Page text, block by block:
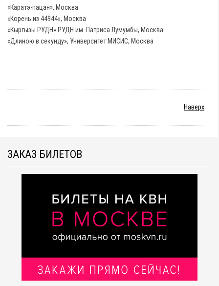
«Каратэ-пацан», Москва
«Корень из 44944», Москва
«Кыргызы РУДН» РУДН им. Патриса Лумумбы, Москва
«Длиною в секунду», Университет МИСИС, Москва
Наверх
ЗАКАЗ БИЛЕТОВ